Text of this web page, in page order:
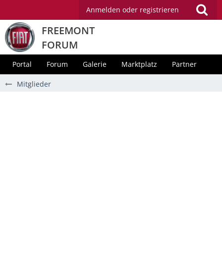
Anmelden oder registrieren
FREEMONT
FORUM
Portal Forum Galerie Marktplatz Partner
Mitglieder